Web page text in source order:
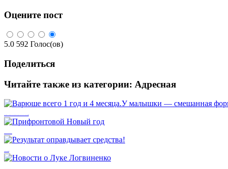
Оцените пост
5.0 592 Голос(ов)
Поделиться
Читайте также из категории: Адресная